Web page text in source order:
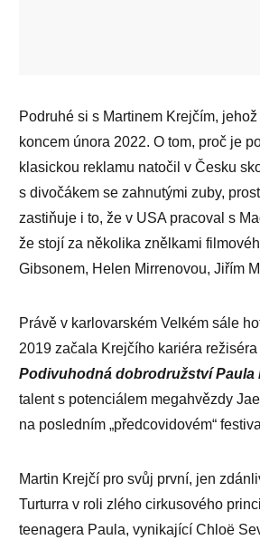
Podruhé si s Martinem Krejčím,
koncem února 2022. O tom, proč je
klasickou reklamu natočil v Česku
s divočákem se zahnutými zuby,
zastiňuje i to, že v USA pracoval s
že stojí za několika znělkami
Gibsonem, Helen Mirrenovou, Jiřím
Právě v karlovarském Velkém sále
2019 začala Krejčího kariéra
Podivuhodná dobrodružství Paula
talent s potenciálem mega­hvězdy
na posledním „předcovidovém“
Martin Krejčí pro svůj první, jen
Turtur­ra v roli zlého cirkusového
teenagera Paula, vynikající Chloë